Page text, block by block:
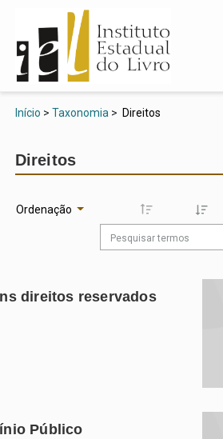
Início > Taxonomia > Direitos
Direitos
Ordenação
direitos reservados
Público